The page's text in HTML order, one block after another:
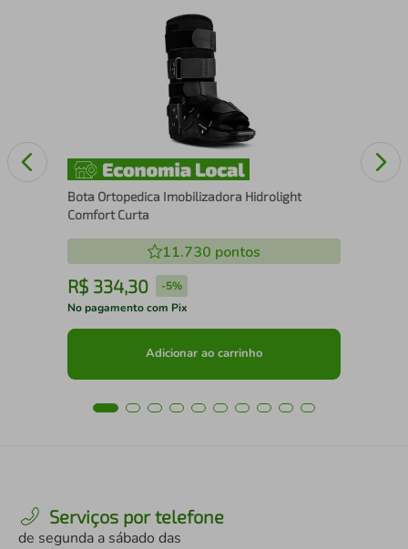
Bota Ortopedica Imobilizadora Hidrolight
Comfort Curta
11.730 pontos
R$ 334,30 -5%
No pagamento com Pix
Adicionar ao carrinho
Serviços por telefone
de segunda a sábado das